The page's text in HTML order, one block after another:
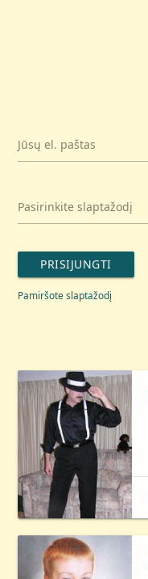
Jūsų el. paštas
Pasirinkite slaptažodį
PRISIJUNGTI
Pamiršote slaptažodį